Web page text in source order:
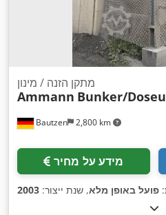
Bautzen 2,800 km
מתקן הזנה / מינון
Ammann Bunker/
מידע על מחיר
פועל באופן מלא, שנת ייצור: 2003